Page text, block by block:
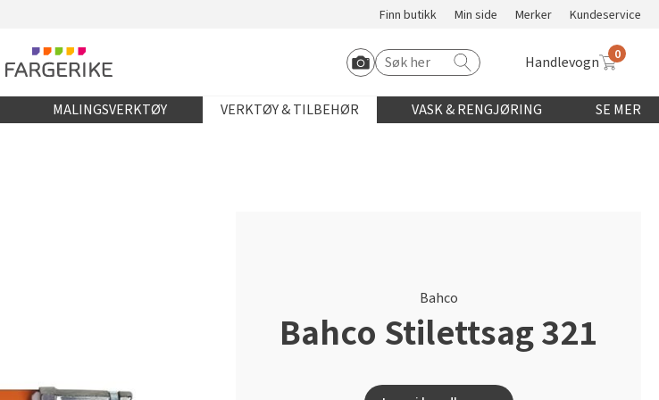
Finn butikk Min side Merker Kundeservice
Start Roomvo
Søk etter: Handlevogn 0
MALINGSVERKTØY VERKTØY & TILBEHØR VASK & RENGJØRING SE MER
Bahco
Bahco Stilettsag 321